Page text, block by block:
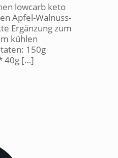
lowcarb keto
Apfel-Walnuss-
Ergänzung zum
kühlen
150g
40g […]